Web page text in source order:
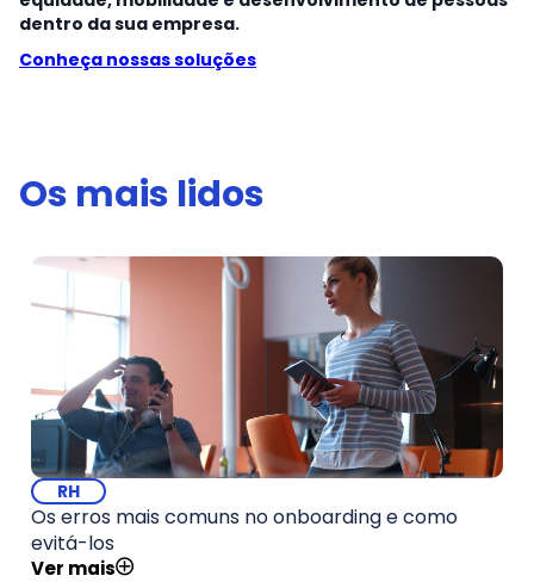
dentro da sua empresa.
Conheça nossas soluções
Os mais lidos
RH
Os erros mais comuns no onboarding e como
evitá-los
Ver mais